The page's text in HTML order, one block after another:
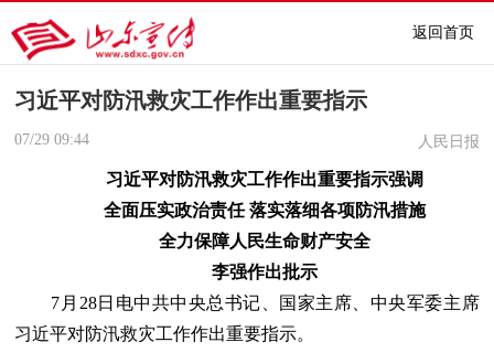
返回首页
习近平对防汛救灾工作作出重要指示
07/29 09:44 人民日报
习近平对防汛救灾工作作出重要指示强调
全面压实政治责任 落实落细各项防汛措施
全力保障人民生命财产安全
李强作出批示
7月28日电中共中央总书记、国家主席、中央军委主席
习近平对防汛救灾工作作出重要指示。